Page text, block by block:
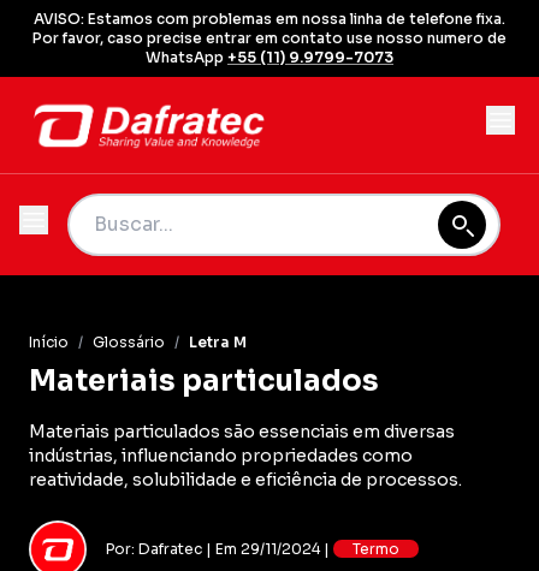
AVISO: Estamos com problemas em nossa linha de telefone fixa.
Por favor, caso precise entrar em contato use nosso numero de
WhatsApp +55 (11) 9.9799-7073
Início / Glossário / Letra M
Materiais particulados
Materiais particulados são essenciais em diversas
indústrias, influenciando propriedades como
reatividade, solubilidade e eficiência de processos.
Por: Dafratec | Em 29/11/2024 | Termo